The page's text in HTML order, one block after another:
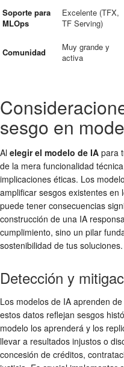
Soporte para
MLOps
Excelente (TFX,
TF Serving)
Comunidad
Muy grande y
activa
sesgo en
Al elegir el modelo de IA para
de la mera funcionalidad
implicaciones éticas. Los
amplificar sesgos existentes
puede tener consecuencias
construcción de una IA
cumplimiento, sino un pilar
sostenibilidad de tus soluciones.
Detección y
Los modelos de IA aprenden
estos datos reflejan sesgos
modelo los aprenderá y los
llevar a resultados injustos o
concesión de créditos,